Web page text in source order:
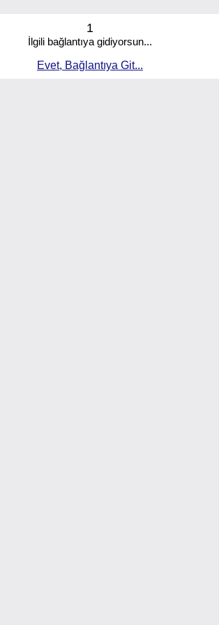
1
İlgili bağlantıya gidiyorsun...
Evet, Bağlantıya Git...